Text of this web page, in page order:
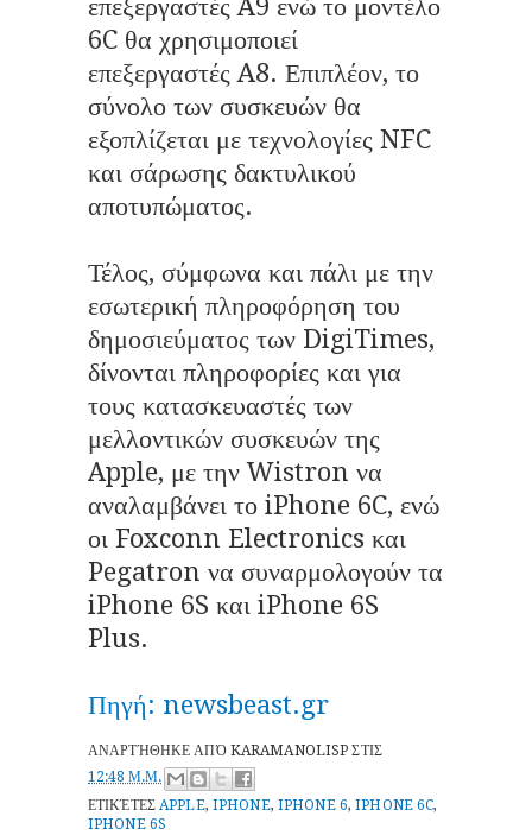
επεξεργαστές A9 ενώ το μοντέλο
6C θα χρησιμοποιεί
επεξεργαστές A8. Επιπλέον, το
σύνολο των συσκευών θα
εξοπλίζεται με τεχνολογίες NFC
και σάρωσης δακτυλικού
αποτυπώματος.
Τέλος, σύμφωνα και πάλι με την
εσωτερική πληροφόρηση του
δημοσιεύματος των DigiTimes,
δίνονται πληροφορίες και για
τους κατασκευαστές των
μελλοντικών συσκευών της
Apple, με την Wistron να
αναλαμβάνει το iPhone 6C, ενώ
οι Foxconn Electronics και
Pegatron να συναρμολογούν τα
iPhone 6S και iPhone 6S
Plus.
Πηγή: newsbeast.gr
ΑΝΑΡΤΉΘΗΚΕ ΑΠΌ KARAMANOLISP ΣΤΙΣ
12:48 Μ.Μ.
ΕΤΙΚΈΤΕΣAPPLE, IPHONE, IPHONE 6,IPHONE 6C,
IPHONE 6S